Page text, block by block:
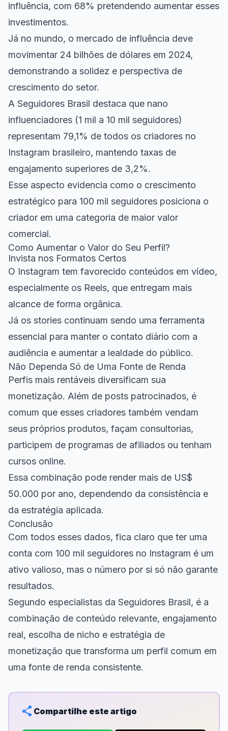
influência, com 68% pretendendo aumentar esses
investimentos.
Já no mundo, o mercado de influência deve
movimentar 24 bilhões de dólares em 2024,
demonstrando a solidez e perspectiva de
crescimento do setor.
A Seguidores Brasil destaca que nano
influenciadores (1 mil a 10 mil seguidores)
representam 79,1% de todos os criadores no
Instagram brasileiro, mantendo taxas de
engajamento superiores de 3,2%.
Esse aspecto evidencia como o crescimento
estratégico para 100 mil seguidores posiciona o
criador em uma categoria de maior valor
comercial.
Como Aumentar o Valor do Seu Perfil?
Invista nos Formatos Certos
O Instagram tem favorecido conteúdos em vídeo,
especialmente os Reels, que entregam mais
alcance de forma orgânica.
Já os stories continuam sendo uma ferramenta
essencial para manter o contato diário com a
audiência e aumentar a lealdade do público.
Não Dependa Só de Uma Fonte de Renda
Perfis mais rentáveis diversificam sua
monetização. Além de posts patrocinados, é
comum que esses criadores também vendam
seus próprios produtos, façam consultorias,
participem de programas de afiliados ou tenham
cursos online.
Essa combinação pode render mais de US$
50.000 por ano, dependendo da consistência e
da estratégia aplicada.
Conclusão
Com todos esses dados, fica claro que ter uma
conta com 100 mil seguidores no Instagram é um
ativo valioso, mas o número por si só não garante
resultados.
Segundo especialistas da Seguidores Brasil, é a
combinação de conteúdo relevante, engajamento
real, escolha de nicho e estratégia de
monetização que transforma um perfil comum em
uma fonte de renda consistente.
share Compartilhe este artigo